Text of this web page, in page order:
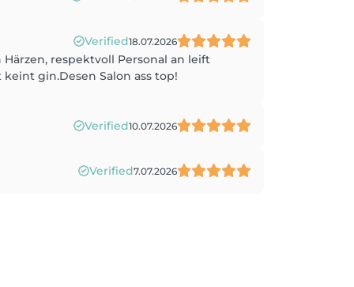
Verified18.07.2026
respektvoll Personal an leift
gin.Desen Salon ass top!
Verified10.07.2026
Verified7.07.2026